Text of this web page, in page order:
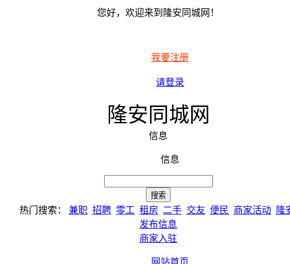
您好，欢迎来到隆安同城网！
我要注册
请登录
隆安同城网
信息
信息
热门搜索： 兼职 招聘 零工 租房 二手 交友 便民 商家活动
隆
发布信息
商家入驻
网站首页